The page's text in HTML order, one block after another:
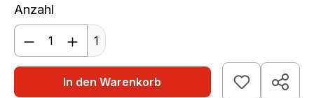
Anzahl
Produkt Anzahl: Gib den
1
In den Warenkorb